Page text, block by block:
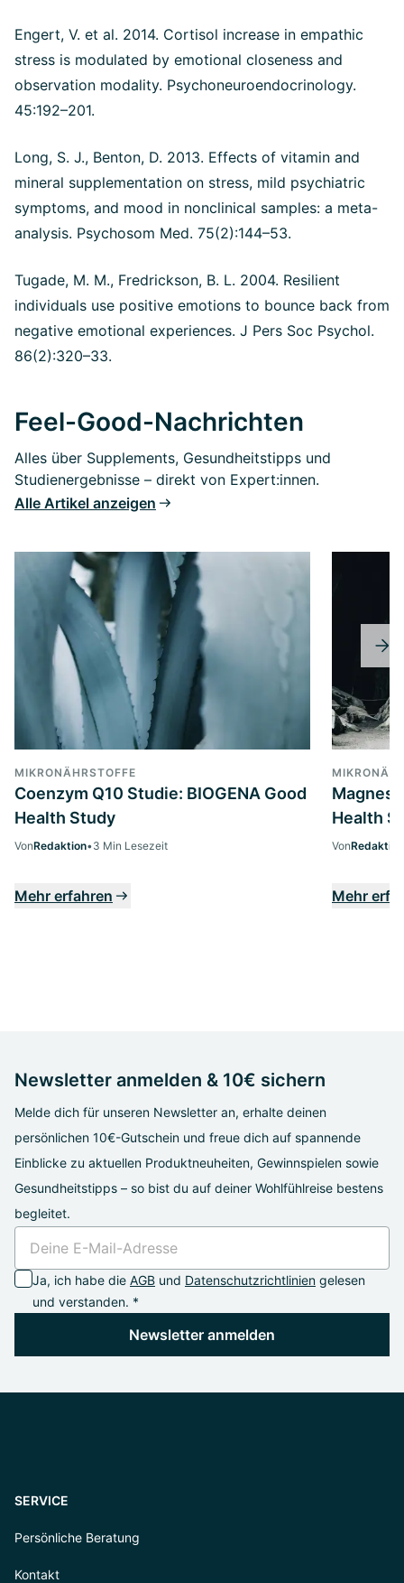
Engert, V. et al. 2014. Cortisol increase in empathic
stress is modulated by emotional closeness and
observation modality. Psychoneuroendocrinology.
45:192–201.
Long, S. J., Benton, D. 2013. Effects of vitamin and
mineral supplementation on stress, mild psychiatric
symptoms, and mood in nonclinical samples: a meta-
analysis. Psychosom Med. 75(2):144–53.
Tugade, M. M., Fredrickson, B. L. 2004. Resilient
individuals use positive emotions to bounce back from
negative emotional experiences. J Pers Soc Psychol.
86(2):320–33.
Feel-Good-Nachrichten
Alles über Supplements, Gesundheitstipps und
Studienergebnisse – direkt von Expert:innen.
Alle Artikel anzeigen
MIKRONÄHRSTOFFE
Coenzym Q10 Studie: BIOGENA Good
Health Study
VonRedaktion•3 Min Lesezeit
Mehr erfahren
Health
VonRedaktion
Mehr
Newsletter anmelden & 10€ sichern
Melde dich für unseren Newsletter an, erhalte deinen
persönlichen 10€-Gutschein und freue dich auf spannende
Einblicke zu aktuellen Produktneuheiten, Gewinnspielen sowie
Gesundheitstipps – so bist du auf deiner Wohlfühlreise bestens
begleitet.
Ja, ich habe die AGB und Datenschutzrichtlinien gelesen
und verstanden. *
Newsletter anmelden
SERVICE
Persönliche Beratung
Kontakt